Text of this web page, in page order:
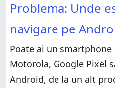
Cum recuperezi navigarea
Cum să-ți recuperezi bara
Galaxy
Ai activat bara de
smartphone-ul tău?
Android?
tău cu Android?
Galaxy
Ai activat bara de navigare
smartphone-ul tău?
Problema: Unde
navigare pe
Poate ai un smartphone
Motorola, Google Pixel
Android, de la un alt